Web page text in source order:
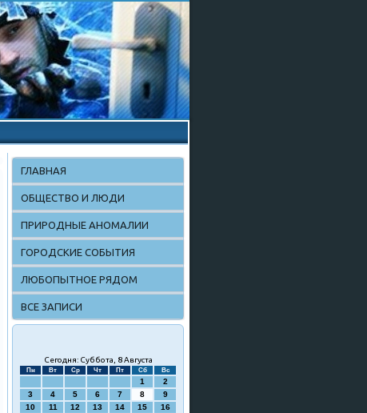
ГЛАВНАЯ
ОБЩЕСТВО И ЛЮДИ
ПРИРОДНЫЕ АНОМАЛИИ
ГОРОДСКИЕ СОБЫТИЯ
ЛЮБОПЫТНОЕ РЯДОМ
ВСЕ ЗАПИСИ
Сегодня: Суббота, 8 Августа
Пн Вт Ср Чт Пт Сб Вс
1
2
3
4 5 6 7 8
9
10
11 12 13 14 15
16